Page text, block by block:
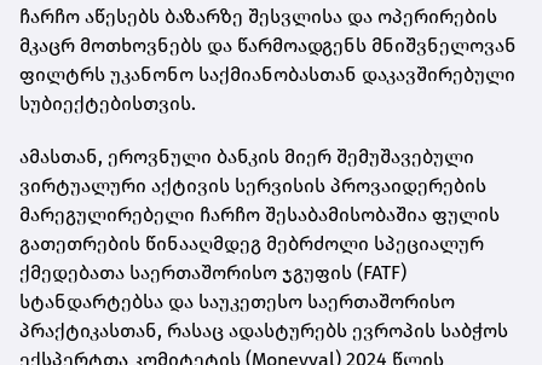
ჩარჩო აწესებს ბაზარზე შესვლისა და ოპერირების
მკაცრ მოთხოვნებს და წარმოადგენს მნიშვნელოვან
ფილტრს უკანონო საქმიანობასთან დაკავშირებული
სუბიექტებისთვის.
ამასთან, ეროვნული ბანკის მიერ შემუშავებული
ვირტუალური აქტივის სერვისის პროვაიდერების
მარეგულირებელი ჩარჩო შესაბამისობაშია ფულის
გათეთრების წინააღმდეგ მებრძოლი სპეციალურ
ქმედებათა საერთაშორისო ჯგუფის (FATF)
სტანდარტებსა და საუკეთესო საერთაშორისო
პრაქტიკასთან, რასაც ადასტურებს ევროპის საბჭოს
ექსპერტთა კომიტეტის (Moneyval) 2024 წლის